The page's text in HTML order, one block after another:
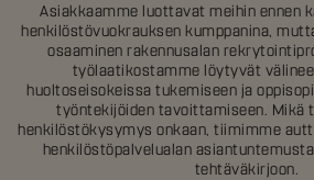
Asiakkaamme luottavat meihin ennen
henkilöstövuokrauksen kumppanina,
osaaminen rakennusalan
työlaatikostamme löytyvät
huoltoseisokeissa tukemiseen ja
työntekijöiden tavoittamiseen. Mikä
henkilöstökysymys onkaan, tiimimme
henkilöstöpalvelualan
tehtäväkirjoon.